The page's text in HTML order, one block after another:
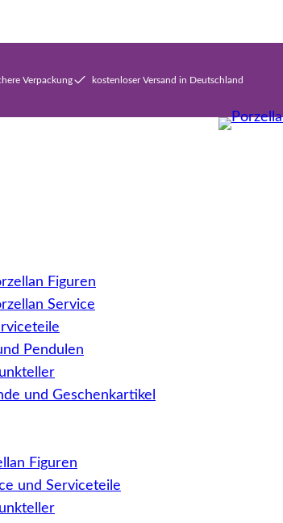
Verpackung
kostenloser Versand in Deutschland
Figuren
Service
Pendulen
und Geschenkartikel
Figuren
und Serviceteile